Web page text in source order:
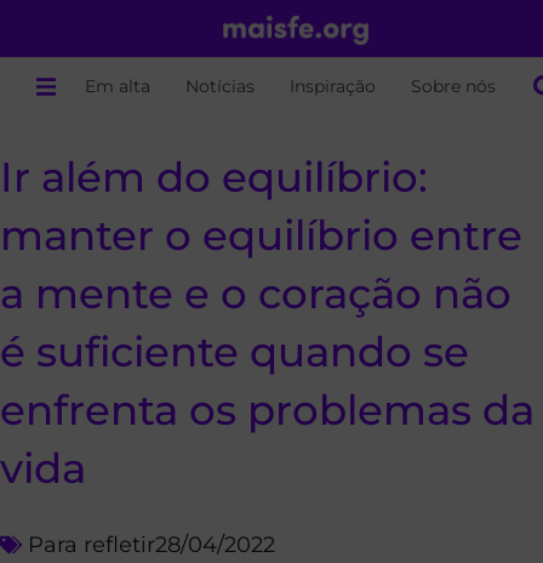
Em alta Notícias Inspiração Sobre nós
Ir além do equilíbrio:
manter o equilíbrio entre
a mente e o coração não
é suficiente quando se
enfrenta os problemas da
vida
Para refletir28/04/2022